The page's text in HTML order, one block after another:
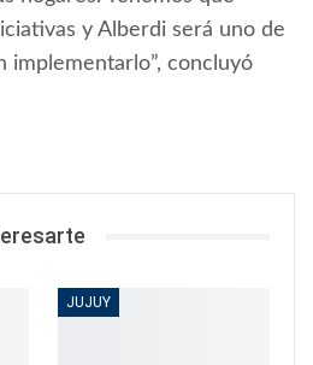
y Alberdi será uno de
implementarlo”, concluyó
JUJUY